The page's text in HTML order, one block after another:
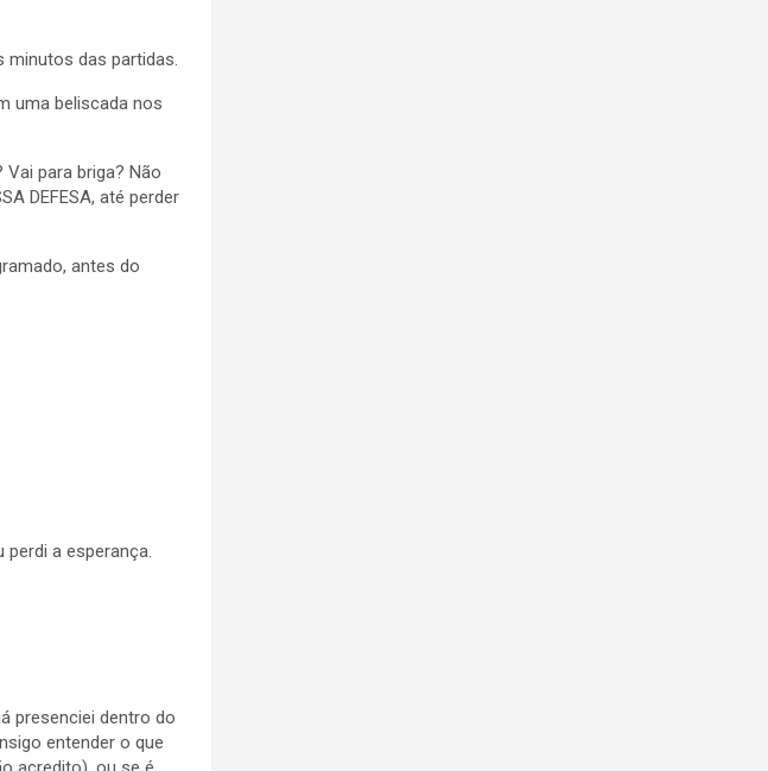
minutos das partidas.
uma beliscada nos
para briga? Não
DEFESA, até perder
antes do
a esperança.
presenciei dentro do
entender o que